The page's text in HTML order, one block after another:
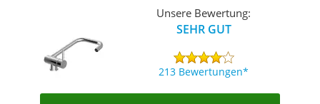
Unsere Bewertung:
SEHR GUT
213 Bewertungen